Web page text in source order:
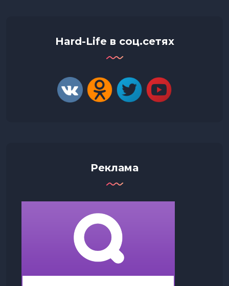
Hard-Life в соц.сетях
Реклама